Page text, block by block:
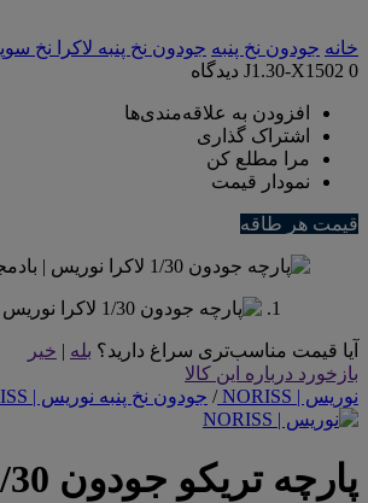
خانه جودون نخ پنبه جودون نخ پنبه لاکرا نخ سوپر
J1.30-X1502 0 دیدگاه
افزودن به علاقه‌مندی‌ها
اشتراک گذاری
مرا مطلع کن
نمودار قیمت
قیمت هر طاقه
آیا قیمت مناسب‌تری سراغ دارید؟ بله | خیر
بازخورد درباره این کالا
نوریس | NORISS
/ جودون نخ پنبه نوریس | NORISS
پارچه تریکو جودون 1/30 لاکرا گردباف نوریس | بادمجانی راه راه پهن